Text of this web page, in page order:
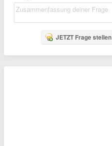
JETZT Frage stellen